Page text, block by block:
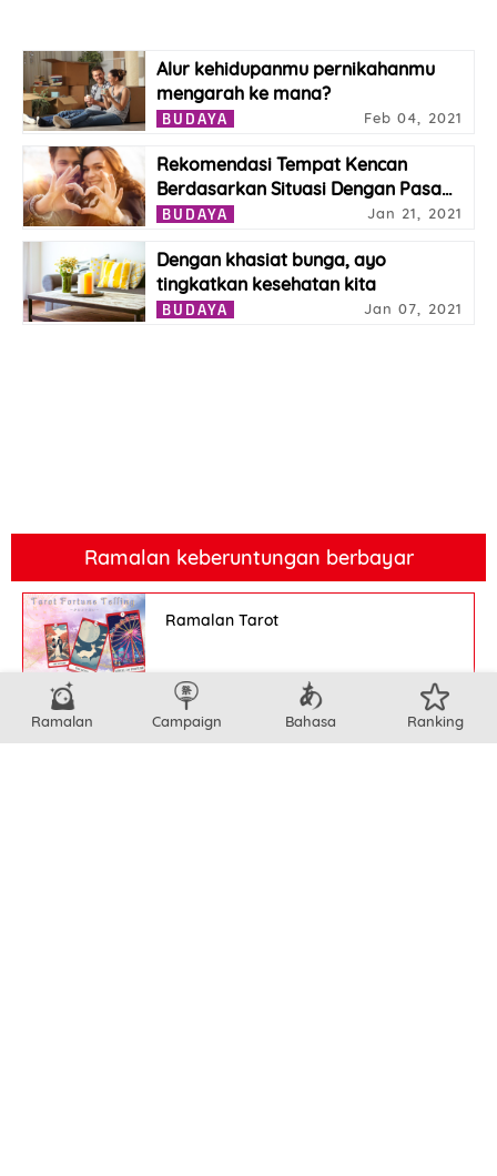
Alur kehidupanmu pernikahanmu
mengarah ke mana?
BUDAYA Feb 04, 2021
Rekomendasi Tempat Kencan
Berdasarkan Situasi Dengan Pasa…
BUDAYA Jan 21, 2021
Dengan khasiat bunga, ayo
tingkatkan kesehatan kita
BUDAYA Jan 07, 2021
Ramalan keberuntungan berbayar
Ramalan Tarot
Ramalan Bintang
Ramalan Campaign Bahasa Ranking